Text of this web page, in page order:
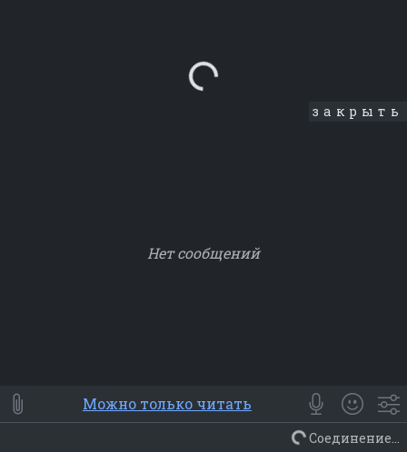
Loading... закрыть
Нет сообщений
⭐ Мои Smile
😀 Emoji
Смайлики
Люди Животные Еда Объекты
Можно только читать
Соединение...